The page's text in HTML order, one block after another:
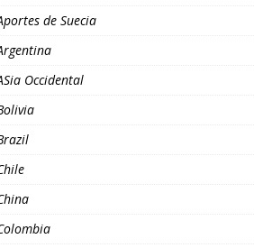
de Suecia
Occidental